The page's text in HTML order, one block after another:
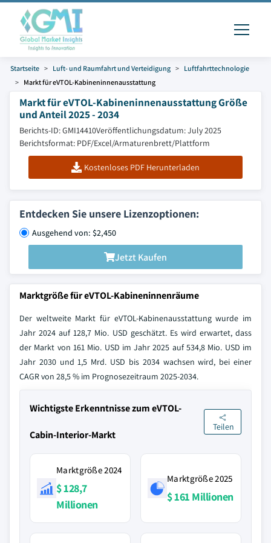
Startseite Luft- und Raumfahrt und Verteidigung
Luftfahrttechnologie
Markt für eVTOL-Kabineninnenausstattung
Markt für eVTOL-Kabineninnenausstattung Größe
und Anteil 2025 - 2034
Berichts-ID: GMI14410Veröffentlichungsdatum: July 2025
Berichtsformat: PDF/Excel/Armaturenbrett/Plattform
Kostenloses PDF Herunterladen
Entdecken Sie unsere Lizenzoptionen:
Ausgehend von: $2,450
Jetzt Kaufen
Marktgröße für eVTOL-Kabineninnenräume
Der weltweite Markt für eVTOL-Kabinenausstattung wurde im
Jahr 2024 auf 128,7 Mio. USD geschätzt. Es wird erwartet, dass
der Markt von 161 Mio. USD im Jahr 2025 auf 534,8 Mio. USD im
Jahr 2030 und 1,5 Mrd. USD bis 2034 wachsen wird, bei einer
CAGR von 28,5 % im Prognosezeitraum 2025-2034.
Wichtigste Erkenntnisse zum eVTOL-
Cabin-Interior-Markt
Teilen
Marktgröße 2024
$ 128,7
Millionen
Marktgröße 2025
$ 161 Millionen